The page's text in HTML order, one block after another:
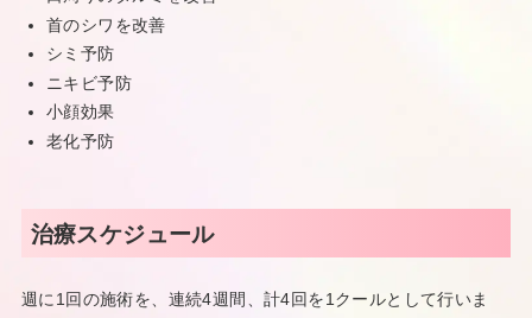
首のシワを改善
シミ予防
ニキビ予防
小顔効果
老化予防
治療スケジュール
週に1回の施術を、連続4週間、計4回を1クールとして行いま